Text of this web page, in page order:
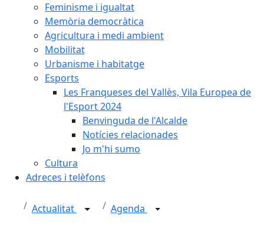
Feminisme i igualtat
Memòria democràtica
Agricultura i medi ambient
Mobilitat
Urbanisme i habitatge
Esports
Les Franqueses del Vallès, Vila Europea de
l'Esport 2024
Benvinguda de l'Alcalde
Notícies relacionades
Jo m'hi sumo
Cultura
Adreces i telèfons
Actualitat Agenda